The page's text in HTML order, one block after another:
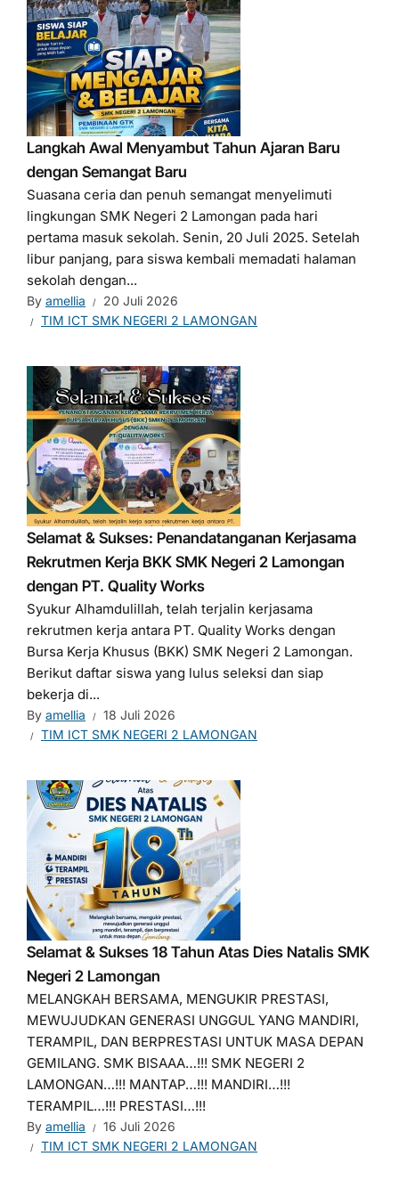
Langkah Awal Menyambut Tahun Ajaran Baru
dengan Semangat Baru
Suasana ceria dan penuh semangat menyelimuti
lingkungan SMK Negeri 2 Lamongan pada hari
pertama masuk sekolah. Senin, 20 Juli 2025. Setelah
libur panjang, para siswa kembali memadati halaman
sekolah dengan...
By amellia
20 Juli 2026
TIM ICT SMK NEGERI 2 LAMONGAN
Selamat & Sukses: Penandatanganan Kerjasama
Rekrutmen Kerja BKK SMK Negeri 2 Lamongan
dengan PT. Quality Works
Syukur Alhamdulillah, telah terjalin kerjasama
rekrutmen kerja antara PT. Quality Works dengan
Bursa Kerja Khusus (BKK) SMK Negeri 2 Lamongan.
Berikut daftar siswa yang lulus seleksi dan siap
bekerja di...
By amellia
18 Juli 2026
TIM ICT SMK NEGERI 2 LAMONGAN
Selamat & Sukses 18 Tahun Atas Dies Natalis SMK
Negeri 2 Lamongan
MELANGKAH BERSAMA, MENGUKIR PRESTASI,
MEWUJUDKAN GENERASI UNGGUL YANG MANDIRI,
TERAMPIL, DAN BERPRESTASI UNTUK MASA DEPAN
GEMILANG. SMK BISAAA…!!! SMK NEGERI 2
LAMONGAN…!!! MANTAP…!!! MANDIRI…!!!
TERAMPIL…!!! PRESTASI…!!!
By amellia
16 Juli 2026
TIM ICT SMK NEGERI 2 LAMONGAN